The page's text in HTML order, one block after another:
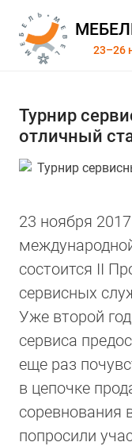
23–26
Турнир
отличный
23 ноября
состоится II
сервисных
Уже второй
сервиса
еще раз
в цепочке
соревнования
попросили